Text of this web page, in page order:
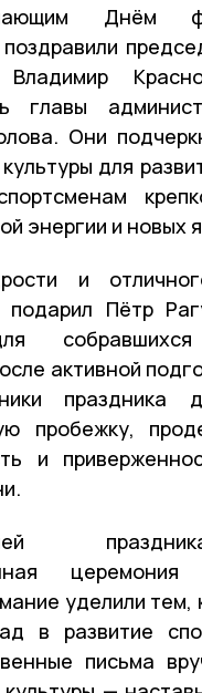
Днём
поздравили
Владимир
главы
Они
для
энергии и новых
и
подарил Пётр
собравшихся
активной
праздника
пробежку,
и
церемония
уделили тем,
в развитие
письма